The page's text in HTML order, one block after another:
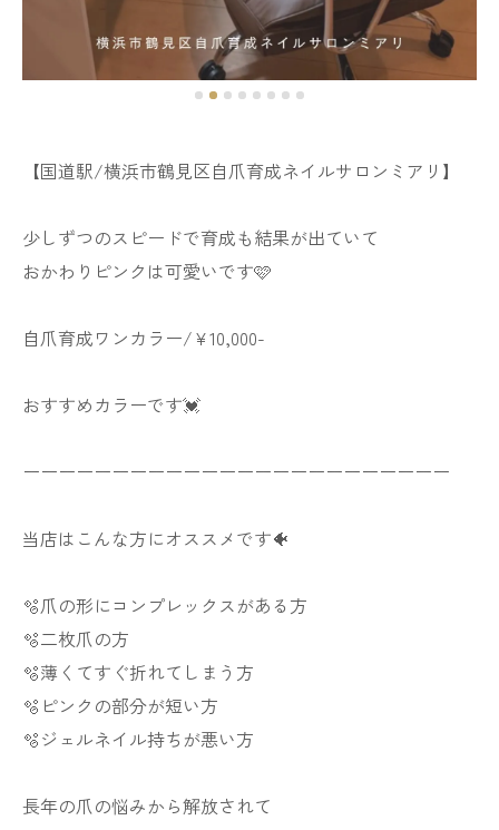
【国道駅/横浜市鶴見区自爪育成ネイルサロンミアリ】
少しずつのスピードで育成も結果が出ていて
おかわりピンクは可愛いです🩷
自爪育成ワンカラー/¥10,000-
おすすめカラーです💓
ーーーーーーーーーーーーーーーーーーーーーーーー
当店はこんな方にオススメです🐠
🫧爪の形にコンプレックスがある方
🫧二枚爪の方
🫧薄くてすぐ折れてしまう方
🫧ピンクの部分が短い方
🫧ジェルネイル持ちが悪い方
長年の爪の悩みから解放されて